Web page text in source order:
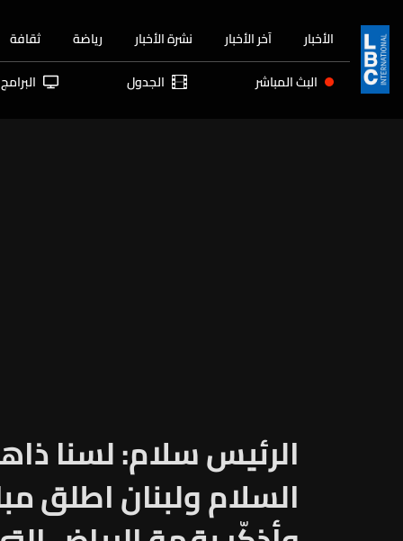
الأخبار آخر الأخبار نشرة الأخبار رياضة ثقافة
البث المباشر الجدول البرامج
الرئيس سلام: لسنا
السلام ولبنان اطلق